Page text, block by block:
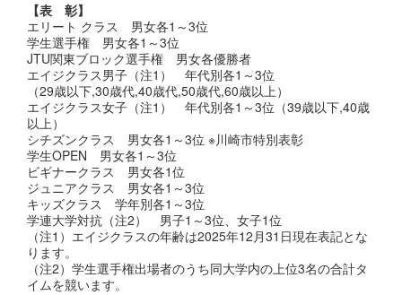
【表 彰】
エリート クラス 男女各1～3位
学生選手権 男女各1～3位
JTU関東ブロック選手権 男女各優勝者
エイジクラス男子（注1） 年代別各1～3位
（29歳以下,30歳代,40歳代,50歳代,60歳以上）
エイジクラス女子（注1） 年代別各1～3位（39歳以下,40歳
以上）
シチズンクラス 男女各1～3位 ※川崎市特別表彰
学生OPEN 男女各1～3位
ビギナークラス 男女各1位
ジュニアクラス 男女各1～3位
キッズクラス 学年別各1～3位
学連大学対抗（注2） 男子1～3位、女子1位
（注1）エイジクラスの年齢は2025年12月31日現在表記とな
ります。
（注2）学生選手権出場者のうち同大学内の上位3名の合計タ
イムを競います。